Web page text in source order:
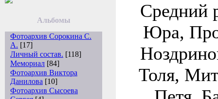
Альбомы
Фотоархив Сорокина С.
А. [17]
Личный состав. [118]
Мемориал [84]
Фотоархив Виктора
Данилова [10]
Фотоархив Сысоева
Средний
Юра,
Толя,